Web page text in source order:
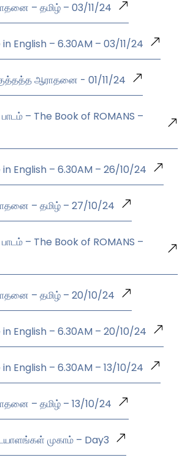
– தமிழ் – 03/11/24
English – 6.30AM – 03/11/24
ஆராதனை - 01/11/24
– The Book of ROMANS –
English – 6.30AM – 26/10/24
– தமிழ் – 27/10/24
– The Book of ROMANS –
– தமிழ் – 20/10/24
English – 6.30AM – 20/10/24
English – 6.30AM – 13/10/24
– தமிழ் – 13/10/24
முகாம் – Day3